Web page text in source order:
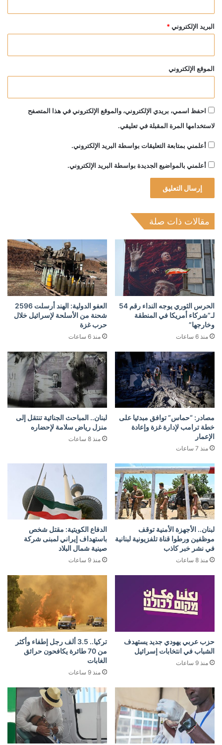
البريد الإلكتروني *
الموقع الإلكتروني
احفظ اسمي، بريدي الإلكتروني، والموقع الإلكتروني في هذا المتصفح
لاستخدامها المرة المقبلة في تعليقي.
أعلمني بمتابعة التعليقات بواسطة البريد الإلكتروني.
أعلمني بالمواضيع الجديدة بواسطة البريد الإلكتروني.
مقالات ذات صلة
الحرس الثوري يوجه النداء رقم 54
لـ”شركاء أمريكا في المنطقة
وخارجها”
منذ 6 ساعات
العفو الدولية: الهند أرسلت 2596
شحنة من الأسلحة لإسرائيل خلال
حرب غزة
منذ 6 ساعات
مصادر: “حماس” توافق مبدئيا على
خطة ترامب لإدارة غزة وإعادة
الإعمار
منذ 7 ساعات
لبنان.. المباحث الجنائية تنتقل إلى
منزل رياض سلامة لإحضاره
منذ 8 ساعات
لبنان.. الأجهزة الأمنية توقف
موظفين ورطوا قناة تلفزيونية لبنانية
في نشر خبر كاذب
منذ 8 ساعات
الدفاع الكويتية: مقتل شخص
باستهداف إيراني لمبنى شركة
صينية شمال البلاد
منذ 9 ساعات
حزب عربي يهودي جديد يستهدف
الشباب في انتخابات إسرائيل
منذ 9 ساعات
تركيا.. 3.5 ألف رجل إطفاء وأكثر
من 70 طائرة يكافحون حرائق
الغابات
منذ 9 ساعات